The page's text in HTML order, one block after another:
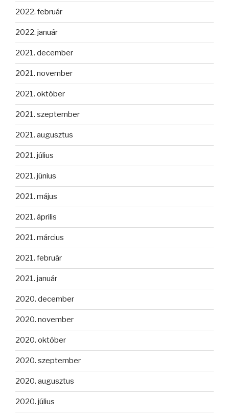
2022. február
2022. január
2021. december
2021. november
2021. október
2021. szeptember
2021. augusztus
2021. július
2021. június
2021. május
2021. április
2021. március
2021. február
2021. január
2020. december
2020. november
2020. október
2020. szeptember
2020. augusztus
2020. július